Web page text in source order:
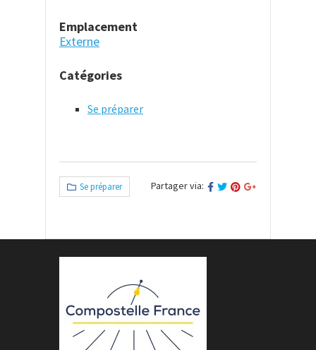
Emplacement
Externe
Catégories
Se préparer
Se préparer Partager via: